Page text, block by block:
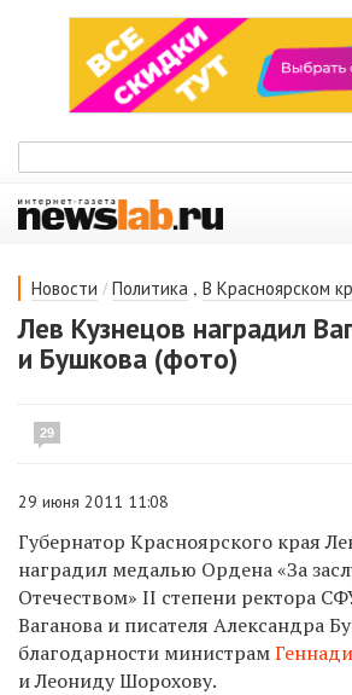
Новости / Политика , В Красноярском
Лев Кузнецов наградил
и Бушкова (фото)
29
29 июня 2011 11:08
Губернатор Красноярского края
наградил медалью Ордена «За
Отечеством» II степени ректора
Ваганова и писателя Александра
благодарности министрам
и Леониду Шорохову.